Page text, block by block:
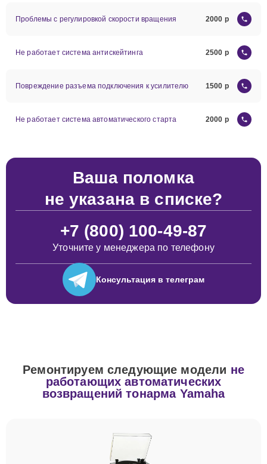
Проблемы с регулировкой скорости вращения 2000
Не работает система антискейтинга 2500
Повреждение разъема подключения к усилителю 1500
Не работает система автоматического старта 2000
Ваша поломка
не указана в списке?
+7 (800) 100-49-87
Уточните у менеджера по телефону
Консультация в телеграм
Ремонтируем следующие модели не
работающих автоматических
возвращений тонарма Yamaha